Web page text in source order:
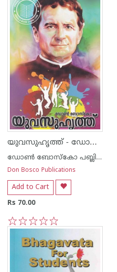
യുവസുഹൃത്ത് - ഡോണ്‍ ബോസ്കോ
ഡോണ്‍ ബോസ്കോ പബ്ലിക്കേഷന്‍സ്
Don Bosco Publications
Add to Cart
Rs 70.00
5
4
3
2
1